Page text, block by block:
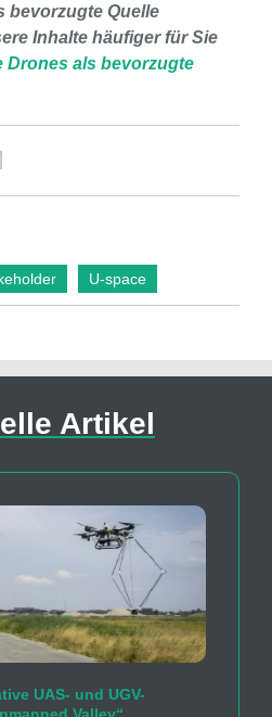
bevorzugte Quelle
Inhalte häufiger für Sie
Drones als bevorzugte
U-space
Artikel
UAS- und UGV-
Valley“